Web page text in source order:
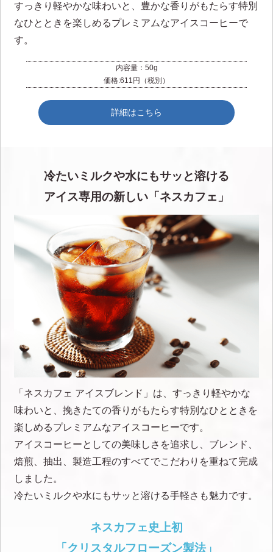
すっきり軽やかな味わいと、豊かな香りがもたらす特別
なひとときを楽しめるプレミアムなアイスコーヒーで
す。
内容量：50g
価格:611円（税別）
詳細はこちら
冷たいミルクや水にもサッと溶ける
アイス専用の新しい「ネスカフェ」
「ネスカフェ アイスブレンド」は、すっきり軽やかな
味わいと、挽きたての香りがもたらす特別なひとときを
楽しめるプレミアムなアイスコーヒーです。
アイスコーヒーとしての美味しさを追求し、ブレンド、
焙煎、抽出、製造工程のすべてでこだわりを重ねて完成
しました。
冷たいミルクや水にもサッと溶ける手軽さも魅力です。
ネスカフェ史上初
「クリスタルフローズン製法」